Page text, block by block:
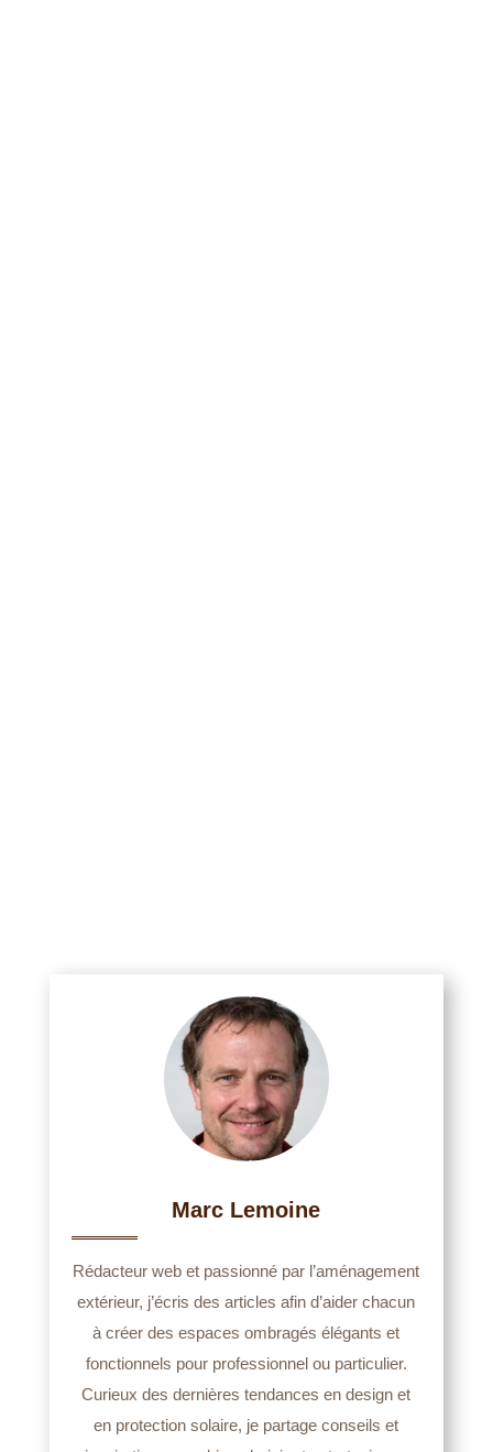
Marc Lemoine
Rédacteur web et passionné par l’aménagement
extérieur, j’écris des articles afin d’aider chacun
à créer des espaces ombragés élégants et
fonctionnels pour professionnel ou particulier.
Curieux des dernières tendances en design et
en protection solaire, je partage conseils et